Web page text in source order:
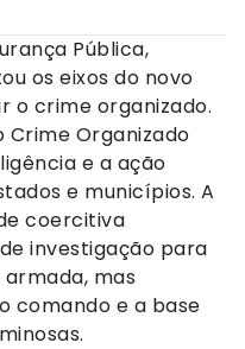
Pública,
os eixos do novo
o crime organizado.
Crime Organizado
e a ação
e municípios. A
coercitiva
investigação para
mas
comando e a base